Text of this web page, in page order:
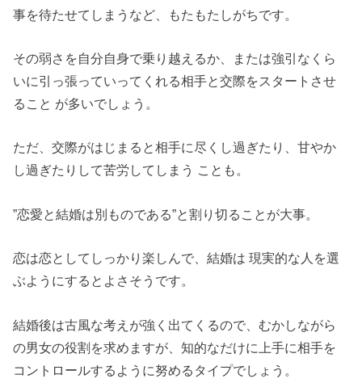
事を待たせてしまうなど、もたもたしがちです。
その弱さを自分自身で乗り越えるか、または強引なくら
いに引っ張っていってくれる相手と交際をスタートさせ
ること が多いでしょう。
ただ、交際がはじまると相手に尽くし過ぎたり、甘やか
し過ぎたりして苦労してしまう ことも。
”恋愛と結婚は別ものである”と割り切ることが大事。
恋は恋としてしっかり楽しんで、結婚は 現実的な人を選
ぶようにするとよさそうです。
結婚後は古風な考えが強く出てくるので、むかしながら
の男女の役割を求めますが、知的なだけに上手に相手を
コントロールするように努めるタイプでしょう。